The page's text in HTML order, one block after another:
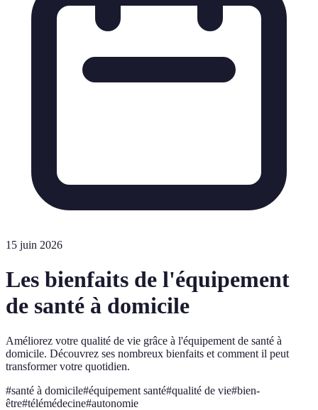
15 juin 2026
Les bienfaits de l'équipement
de santé à domicile
Améliorez votre qualité de vie grâce à l'équipement de santé à
domicile. Découvrez ses nombreux bienfaits et comment il peut
transformer votre quotidien.
#santé à domicile#équipement santé#qualité de vie#bien-
être#télémédecine#autonomie